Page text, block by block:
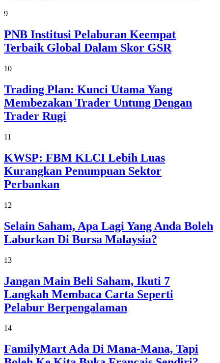
9
PNB Institusi Pelaburan Keempat
Terbaik Global Dalam Skor GSR
10
Trading Plan: Kunci Utama Yang
Membezakan Trader Untung Dengan
Trader Rugi
11
KWSP: FBM KLCI Lebih Luas
Kurangkan Penumpuan Sektor
Perbankan
12
Selain Saham, Apa Lagi Yang Anda Boleh
Laburkan Di Bursa Malaysia?
13
Jangan Main Beli Saham, Ikuti 7
Langkah Membaca Carta Seperti
Pelabur Berpengalaman
14
FamilyMart Ada Di Mana-Mana, Tapi